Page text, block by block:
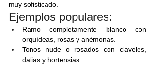
muy sofisticado.
Ejemplos populares:
Ramo completamente blanco con
orquídeas, rosas y anémonas.
Tonos nude o rosados con claveles,
dalias y hortensias.